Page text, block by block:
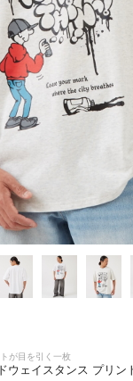
が目を引く一枚
ウェイスタンス プリン